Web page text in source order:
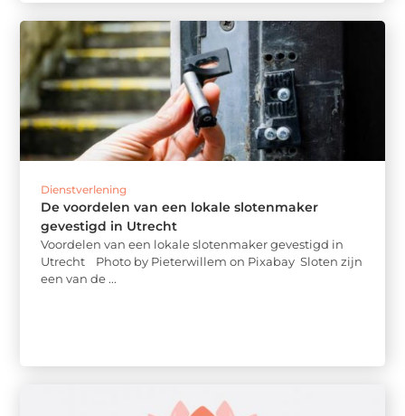
Dienstverlening
De voordelen van een lokale slotenmaker
gevestigd in Utrecht
Voordelen van een lokale slotenmaker gevestigd in
Utrecht ‍ Photo by Pieterwillem on Pixabay ‍ Sloten zijn
een van de ...